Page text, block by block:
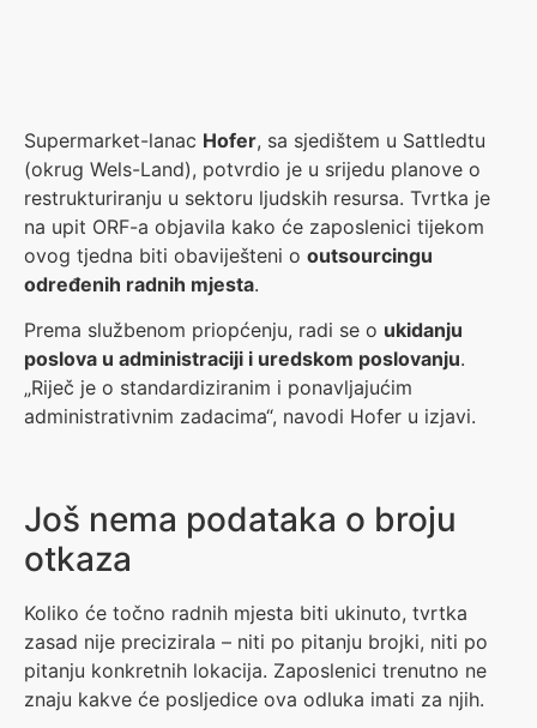
Supermarket-lanac Hofer, sa sjedištem u Sattledtu
(okrug Wels-Land), potvrdio je u srijedu planove o
restrukturiranju u sektoru ljudskih resursa. Tvrtka je
na upit ORF-a objavila kako će zaposlenici tijekom
ovog tjedna biti obaviješteni o outsourcingu
određenih radnih mjesta.
Prema službenom priopćenju, radi se o ukidanju
poslova u administraciji i uredskom poslovanju.
„Riječ je o standardiziranim i ponavljajućim
administrativnim zadacima“, navodi Hofer u izjavi.
Još nema podataka o broju
otkaza
Koliko će točno radnih mjesta biti ukinuto, tvrtka
zasad nije precizirala – niti po pitanju brojki, niti po
pitanju konkretnih lokacija. Zaposlenici trenutno ne
znaju kakve će posljedice ova odluka imati za njih.